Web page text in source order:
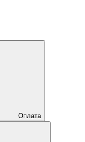
Оплата